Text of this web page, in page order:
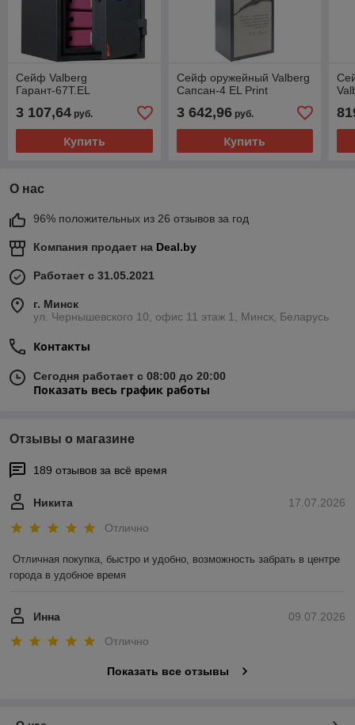
Сейф Valberg
Гарант-67T.EL
3 107,64 руб.
Купить
Сейф оружейный Valberg
Сапсан-4 EL Print
3 642,96руб.
Купить
О нас
96% положительных из 26 отзывов за год
Компания продает на Deal.by
Работает с 31.05.2021
г. Минск
ул. Чернышевского 10, офис 11 этаж 1, Минск, Беларусь
Контакты
Сегодня работает с 08:00 до 20:00
Показать весь график работы
Отзывы о магазине
189 отзывов за всё время
17.07.2026
Никита
Отлично
Отличная покупка, быстро и удобно, возможность забрать в центре
города в удобное время
09.07.2026
Инна
Отлично
Показать все отзывы